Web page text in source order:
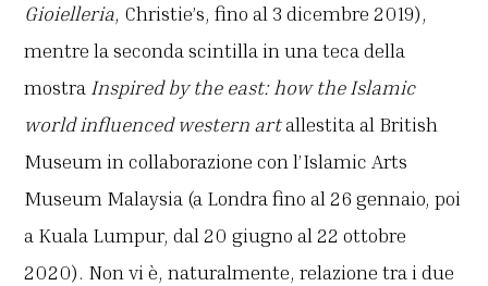
Gioielleria, Christie’s, fino al 3 dicembre 2019),
mentre la seconda scintilla in una teca della
mostra Inspired by the east: how the Islamic
world influenced western artallestita al British
Museum in collaborazione con l’Islamic Arts
Museum Malaysia (a Londra fino al 26 gennaio, poi
a Kuala Lumpur, dal 20 giugno al 22 ottobre
2020). Non vi è, naturalmente, relazione tra i due